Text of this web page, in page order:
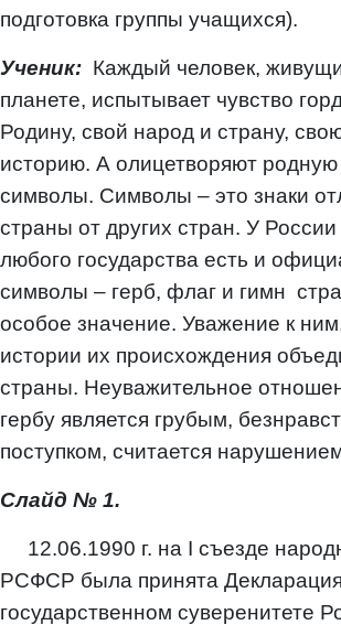
подготовка группы учащихся).
Ученик: Каждый человек,
планете, испытывает чувство
Родину, свой народ и страну,
историю. А олицетворяют
символы. Символы – это знаки
страны от других стран. У России
любого государства есть и
символы – герб, флаг и гимн
особое значение. Уважение к
истории их происхождения
страны. Неуважительное
гербу является грубым,
поступком, считается
Слайд № 1.
12.06.1990 г. на I съезде
РСФСР была принята
государственном суверенитете